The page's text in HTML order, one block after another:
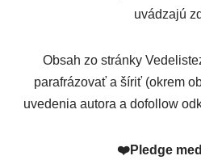
uvádzajú
Obsah zo stránky
parafrázovať a šíriť (okrem
uvedenia autora a dofollow
❤️Pledge